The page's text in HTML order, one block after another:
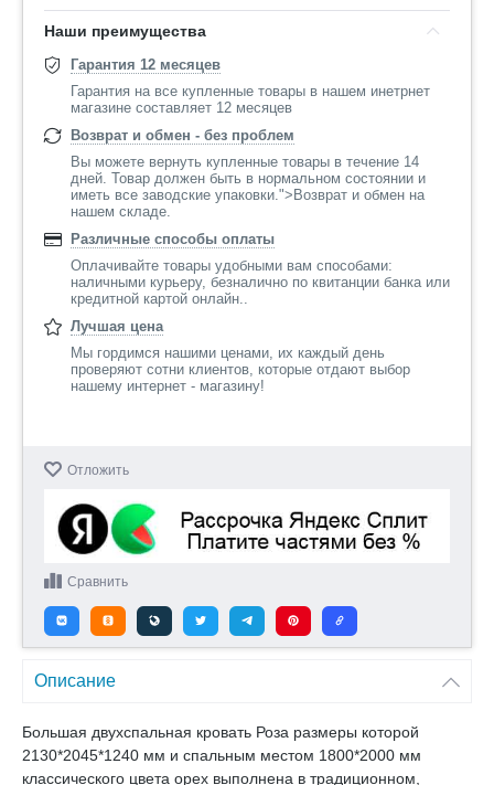
Наши преимущества
Гарантия 12 месяцев
Гарантия на все купленные товары в нашем инетрнет
магазине составляет 12 месяцев
Возврат и обмен - без проблем
Вы можете вернуть купленные товары в течение 14
дней. Товар должен быть в нормальном состоянии и
иметь все заводские упаковки.">Возврат и обмен на
нашем складе.
Различные способы оплаты
Оплачивайте товары удобными вам способами:
наличными курьеру, безналично по квитанции банка или
кредитной картой онлайн..
Лучшая цена
Мы гордимся нашими ценами, их каждый день
проверяют сотни клиентов, которые отдают выбор
нашему интернет - магазину!
Отложить
Сравнить
Описание
Большая двухспальная кровать Роза размеры которой
2130*2045*1240 мм и спальным местом 1800*2000 мм
классического цвета орех выполнена в традиционном,